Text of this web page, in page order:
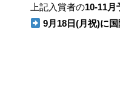
上記入賞者の10-11月
9月18日(月祝)に